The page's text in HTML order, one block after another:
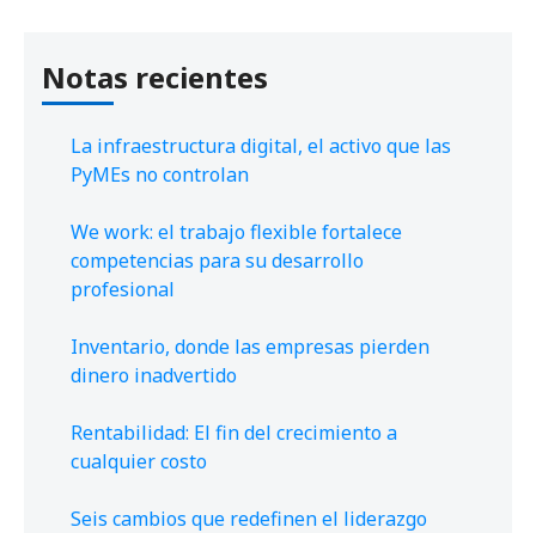
Notas recientes
La infraestructura digital, el activo que las
PyMEs no controlan
We work: el trabajo flexible fortalece
competencias para su desarrollo
profesional
Inventario, donde las empresas pierden
dinero inadvertido
Rentabilidad: El fin del crecimiento a
cualquier costo
Seis cambios que redefinen el liderazgo